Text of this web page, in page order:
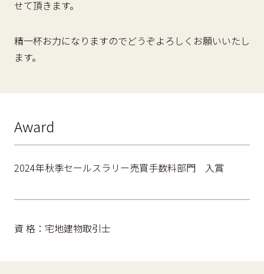
せて頂きます。
精一杯お力になりますのでどうぞよろしくお願いいたし
ます。
Award
2024年秋季セールスラリー売買手数料部門 入賞
資 格：宅地建物取引士